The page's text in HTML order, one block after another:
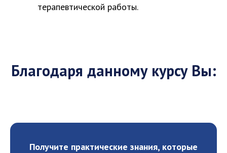
терапевтической работы.
Благодаря данному курсу Вы:
Получите практические знания, которые